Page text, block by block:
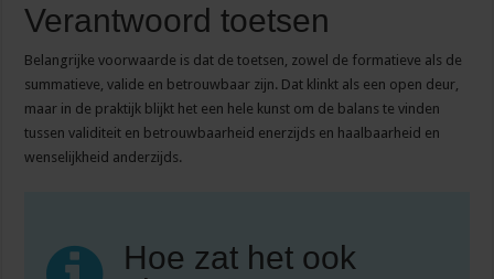
Verantwoord toetsen
Belangrijke voorwaarde is dat de toetsen, zowel de formatieve als de
summatieve, valide en betrouwbaar zijn. Dat klinkt als een open deur,
maar in de praktijk blijkt het een hele kunst om de balans te vinden
tussen validiteit en betrouwbaarheid enerzijds en haalbaarheid en
wenselijkheid anderzijds.
Hoe zat het ook